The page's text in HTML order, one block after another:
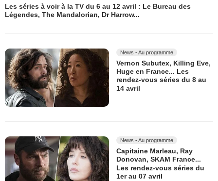
Les séries à voir à la TV du 6 au 12 avril : Le Bureau des
Légendes, The Mandalorian, Dr Harrow...
News - Au programme
Vernon Subutex, Killing Eve,
Huge en France... Les
rendez-vous séries du 8 au
14 avril
News - Au programme
Capitaine Marleau, Ray
Donovan, SKAM France...
Les rendez-vous séries du
1er au 07 avril